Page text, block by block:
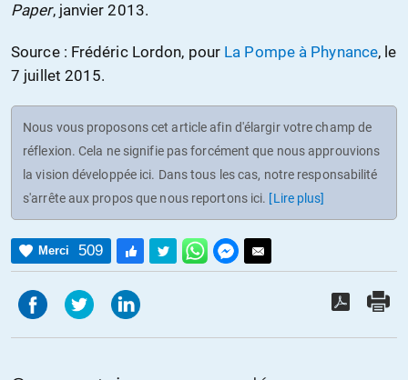
Paper, janvier 2013.
Source : Frédéric Lordon, pour La Pompe à Phynance, le
7 juillet 2015.
Nous vous proposons cet article afin d'élargir votre champ de
réflexion. Cela ne signifie pas forcément que nous approuvions
la vision développée ici. Dans tous les cas, notre responsabilité
s'arrête aux propos que nous reportons ici. [Lire plus]
Merci 509